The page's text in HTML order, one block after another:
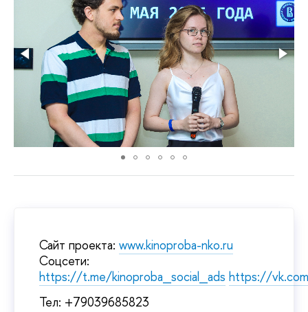
Сайт проекта: www.kinoproba-nko.ru
Соцсети:
https://t.me/kinoproba_social_ads https://
Тел: +79039685823